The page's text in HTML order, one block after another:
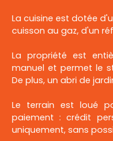
La cuisine est dotée
cuisson au gaz, d'un
La propriété est
manuel et permet le
De plus, un abri de
Le terrain est loué
paiement : crédit
uniquement, sans